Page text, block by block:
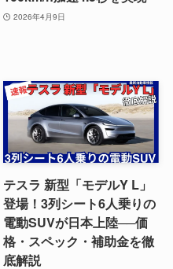
2026年4月9日
テスラ 新型「モデルY L」
登場！3列シート6人乗りの
電動SUVが日本上陸──価
格・スペック・補助金を徹
底解説